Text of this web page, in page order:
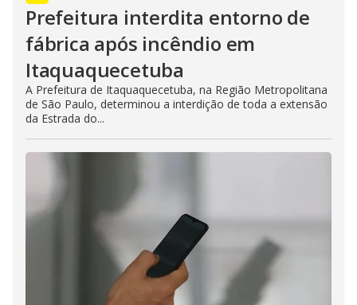
Prefeitura interdita entorno de
fábrica após incêndio em
Itaquaquecetuba
A Prefeitura de Itaquaquecetuba, na Região Metropolitana
de São Paulo, determinou a interdição de toda a extensão
da Estrada do...